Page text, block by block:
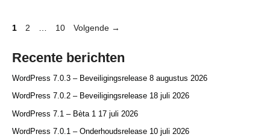
Pagina
1 Pagina
2 Pagina
10 Volgende →
Recente berichten
WordPress 7.0.3 – Beveiligingsrelease 8 augustus 2026
WordPress 7.0.2 – Beveiligingsrelease 18 juli 2026
WordPress 7.1 – Bèta 1 17 juli 2026
WordPress 7.0.1 – Onderhoudsrelease 10 juli 2026